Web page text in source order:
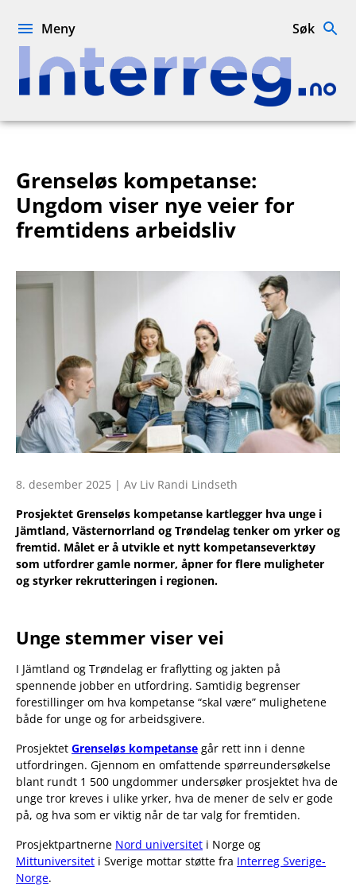
Interreg.no
Meny Søk
Grenseløs kompetanse:
Ungdom viser nye veier for
fremtidens arbeidsliv
8. desember 2025 | Av Liv Randi Lindseth
Prosjektet Grenseløs kompetanse kartlegger hva unge i
Jämtland, Västernorrland og Trøndelag tenker om yrker og
fremtid. Målet er å utvikle et nytt kompetanseverktøy
som utfordrer gamle normer, åpner for flere muligheter
og styrker rekrutteringen i regionen.
Unge stemmer viser vei
I Jämtland og Trøndelag er fraflytting og jakten på
spennende jobber en utfordring. Samtidig begrenser
forestillinger om hva kompetanse “skal være” mulighetene
både for unge og for arbeidsgivere.
Prosjektet Grenseløs kompetanse går rett inn i denne
utfordringen. Gjennom en omfattende spørreundersøkelse
blant rundt 1 500 ungdommer undersøker prosjektet hva de
unge tror kreves i ulike yrker, hva de mener de selv er gode
på, og hva som er viktig når de tar valg for fremtiden.
Prosjektpartnerne Nord universitet i Norge og
Mittuniversitet i Sverige mottar støtte fra Interreg Sverige-
Norge.